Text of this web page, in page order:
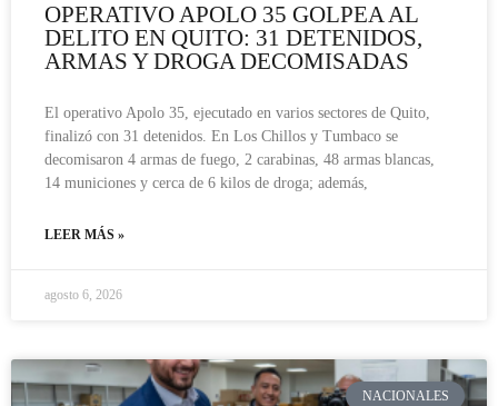
OPERATIVO APOLO 35 GOLPEA AL
DELITO EN QUITO: 31 DETENIDOS,
ARMAS Y DROGA DECOMISADAS
El operativo Apolo 35, ejecutado en varios sectores de Quito,
finalizó con 31 detenidos. En Los Chillos y Tumbaco se
decomisaron 4 armas de fuego, 2 carabinas, 48 armas blancas,
14 municiones y cerca de 6 kilos de droga; además,
LEER MÁS »
agosto 6, 2026
NACIONALES